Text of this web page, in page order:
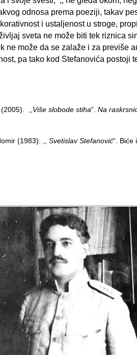
odnosa prema poeziji, takav
i ustalјenost u stroge,
sveta ne može biti tek riznica
ne može da se zalaže i za previše
pa tako kod Stefanovića postoji
(2005). ,,Više slobode stiha“. Na
(1983). ,, Svetislav Stefanović“. Biće